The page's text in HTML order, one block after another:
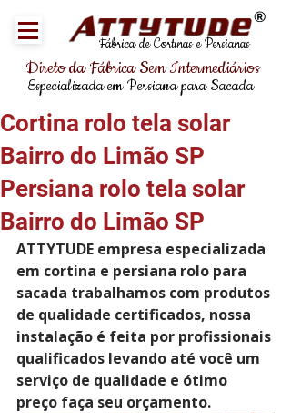
Fábrica de Cortinas e Persianas
®
Direto da Fábrica Sem Intermediários
Especializada em Persiana para Sacada
Cortina rolo tela solar
Bairro do Limão SP
Persiana rolo tela solar
Bairro do Limão SP
ATTYTUDE empresa especializada
em cortina e persiana rolo para
sacada trabalhamos com produtos
de qualidade certificados, nossa
instalação é feita por profissionais
qualificados levando até você um
serviço de qualidade e ótimo
preço faça seu orçamento.